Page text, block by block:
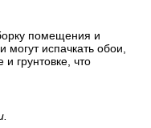
помещения и
могут испачкать обои,
грунтовке, что